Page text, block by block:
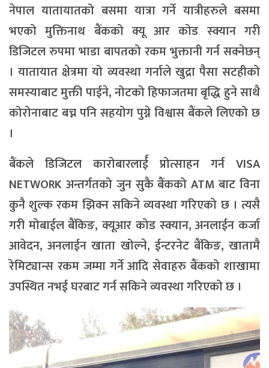
नेपाल यातायातको बसमा यात्रा गर्ने यात्रीहरुले बसमा
भएको मुक्तिनाथ बैंकको क्यू आर कोड स्क्यान गरी
डिजिटल रुपमा भाडा बापतको रकम भुक्तानी गर्न सक्नेछन्
। यातायात क्षेत्रमा यो व्यवस्था गर्नाले खुद्रा पैसा सटहीको
समस्याबाट मुक्ती पाईने, नोटको हिफाजतमा बृद्धि हुने साथै
कोरोनाबाट बच्न पनि सहयोग पुग्ने विश्वास बैंकले लिएको छ
।
बैंकले डिजिटल कारोबारलार्ई प्रोत्साहन गर्न VISA
NETWORK अन्तर्गतको जुन सुकै बैंकको ATM बाट विना
कुनै शुल्क रकम झिक्न सकिने व्यवस्था गरिएको छ । त्यसै
गरी मोबाईल बैंकिङ, क्यूआर कोड स्क्यान, अनलाईन कर्जा
आवेदन, अनलाईन खाता खोल्ने, ईन्टरनेट बैंकिङ, खातामै
रेमिट्यान्स रकम जम्मा गर्ने आदि सेवाहरु बैंकको शाखामा
उपस्थित नभई घरबाट गर्न सकिने व्यवस्था गरिएको छ ।